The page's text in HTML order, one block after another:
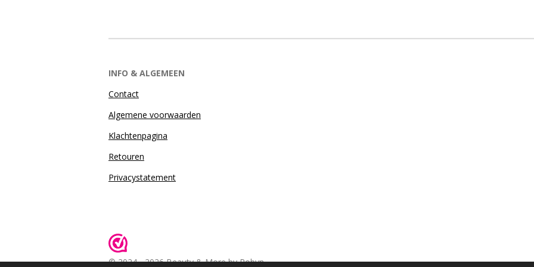
INFO & ALGEMEEN
Contact
Algemene voorwaarden
Klachtenpagina
Retouren
Privacystatement
© 2024 - 2026 Beauty & More by Robyn